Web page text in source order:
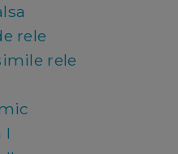
rele
rele
I